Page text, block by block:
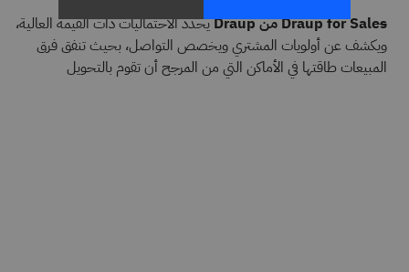
Draup for Sales من Draup
يحدد الاحتماليات ذات القيمة العالية،
ويكشف عن أولويات المشتري ويخصص التواصل، بحيث تنفق فرق
المبيعات طاقتها في الأماكن التي من المرجح أن تقوم بالتحويل